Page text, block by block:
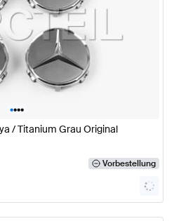
••••
/ Titanium Grau Original
Vorbestellung